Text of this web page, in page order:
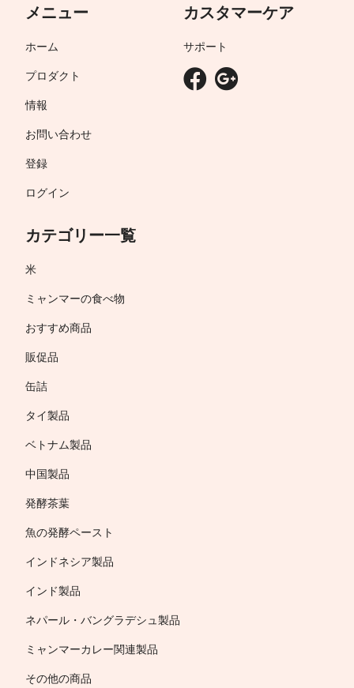
メニュー
ホーム
プロダクト
情報
お問い合わせ
登録
ログイン
カテゴリー一覧
米
ミャンマーの食べ物
おすすめ商品
販促品
缶詰
タイ製品
ベトナム製品
中国製品
発酵茶葉
魚の発酵ペースト
インドネシア製品
インド製品
ネパール・バングラデシュ製品
ミャンマーカレー関連製品
その他の商品
カスタマーケア
サポート